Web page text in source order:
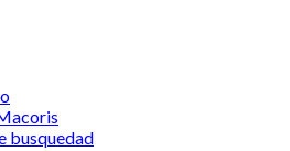
busquedad